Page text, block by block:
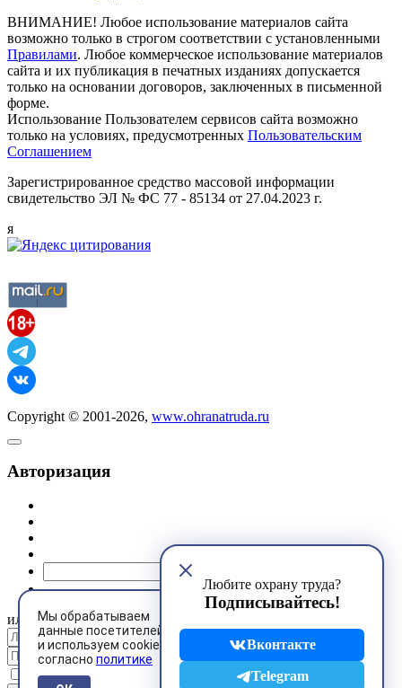
Мы обрабатываем
данные посетителей
и используем cookies
согласно политике
Любите охрану труда?
Подписывайтесь!
Вконтакте
Telegram
ВНИМАНИЕ! Любое использование материалов сайта
возможно только в строгом соответствии с установленными
Правилами. Любое коммерческое использование материалов
сайта и их публикация в печатных изданиях допускается
только на основании договоров, заключенных в письменной
форме.
Использование Пользователем сервисов сайта возможно
только на условиях, предусмотренных Пользовательским
Соглашением
Зарегистрированное средство массовой информации
свидетельство ЭЛ № ФС 77 - 85134 от 27.04.2023 г.
я
Copyright © 2001-2026, www.ohranatruda.ru
Авторизация
или
Запомнить меня